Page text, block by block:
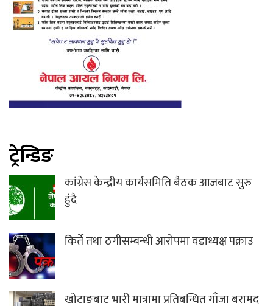
ट्रेन्डिङ
कांग्रेस केन्द्रीय कार्यसमिति बैठक आजबाट सुरु
हुंदै
किर्ते तथा ठगीसम्बन्धी आरोपमा वडाध्यक्ष पक्राउ
खोटाङबाट भारी मात्रामा प्रतिबन्धित गाँजा बरामद